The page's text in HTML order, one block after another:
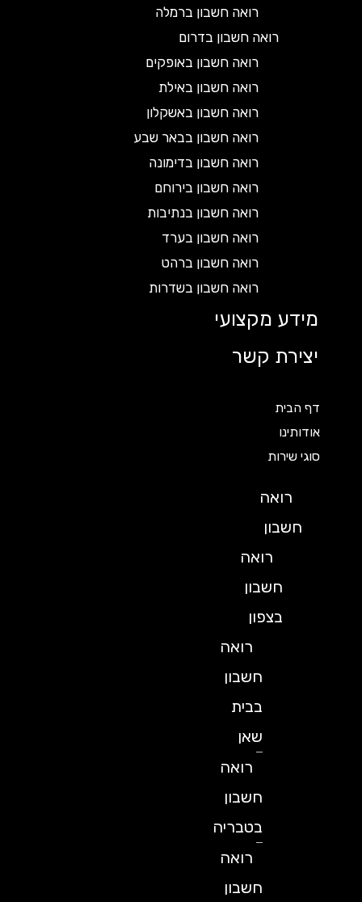
רואה חשבון ברמלה
רואה חשבון בדרום
רואה חשבון באופקים
רואה חשבון באילת
רואה חשבון באשקלון
רואה חשבון בבאר שבע
רואה חשבון בדימונה
רואה חשבון בירוחם
רואה חשבון בנתיבות
רואה חשבון בערד
רואה חשבון ברהט
רואה חשבון בשדרות
מידע מקצועי
יצירת קשר
דף הבית
אודותינו
סוגי שירות
רואה
חשבון
רואה
חשבון
בצפון
רואה
חשבון
בבית
רואה
חשבון
בטבריה
רואה
חשבון